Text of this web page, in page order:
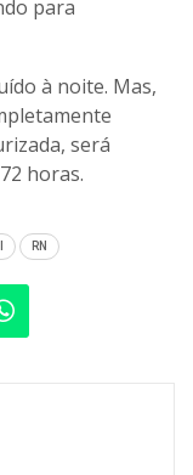
para
à noite. Mas,
será
horas.
RN